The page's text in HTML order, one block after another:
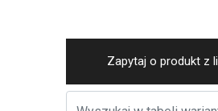
Zapytaj o produkt z